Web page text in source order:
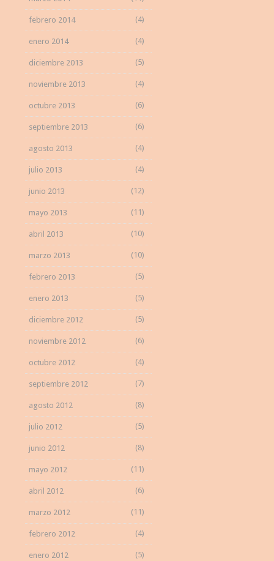
febrero 2014 (4)
enero 2014 (4)
diciembre 2013 (5)
noviembre 2013 (4)
octubre 2013 (6)
septiembre 2013 (6)
agosto 2013 (4)
julio 2013 (4)
junio 2013 (12)
mayo 2013 (11)
abril 2013 (10)
marzo 2013 (10)
febrero 2013 (5)
enero 2013 (5)
diciembre 2012 (5)
noviembre 2012 (6)
octubre 2012 (4)
septiembre 2012 (7)
agosto 2012 (8)
julio 2012 (5)
junio 2012 (8)
mayo 2012 (11)
abril 2012 (6)
marzo 2012 (11)
febrero 2012 (4)
enero 2012 (5)